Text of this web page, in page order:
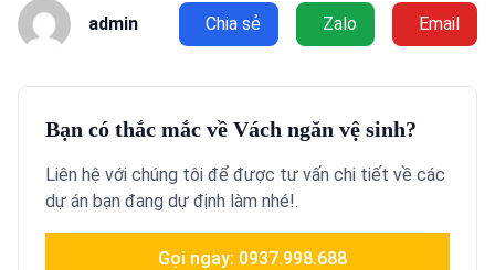
admin Chia sẻ Zalo Email
Bạn có thắc mắc về Vách ngăn vệ sinh?
Liên hệ với chúng tôi để được tư vấn chi tiết về các
dự án bạn đang dự định làm nhé!.
Gọi ngay: 0937.998.688